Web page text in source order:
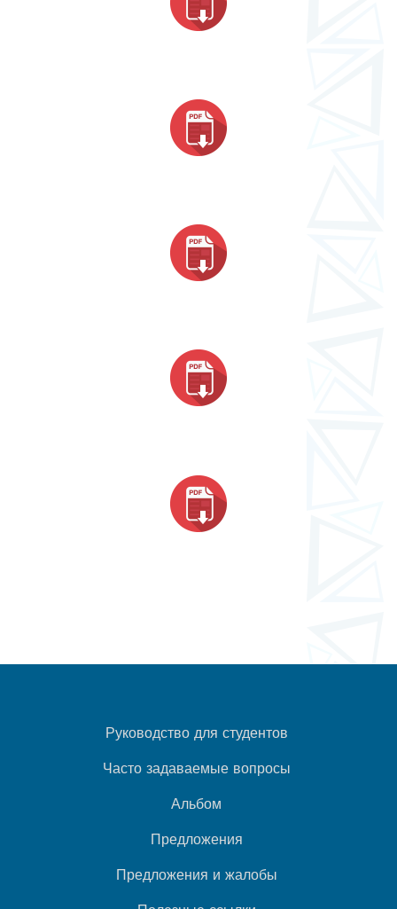
Руководство для студентов
Часто задаваемые вопросы
Альбом
Предложения
Предложения и жалобы